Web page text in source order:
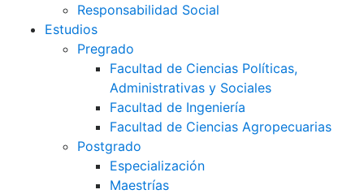
Responsabilidad Social
Estudios
Pregrado
Facultad de Ciencias Políticas,
Administrativas y Sociales
Facultad de Ingeniería
Facultad de Ciencias Agropecuarias
Postgrado
Especialización
Maestrías